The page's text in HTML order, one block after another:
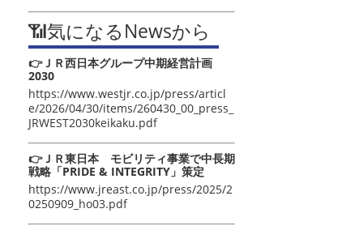
📶気になるNewsから
👉ＪＲ西日本グループ中期経営計画
2030
https://www.westjr.co.jp/press/articl
e/2026/04/30/items/260430_00_press_
JRWEST2030keikaku.pdf
👉ＪＲ東日本 モビリティ事業で中長期
戦略「PRIDE & INTEGRITY」策定
https://www.jreast.co.jp/press/2025/2
0250909_ho03.pdf